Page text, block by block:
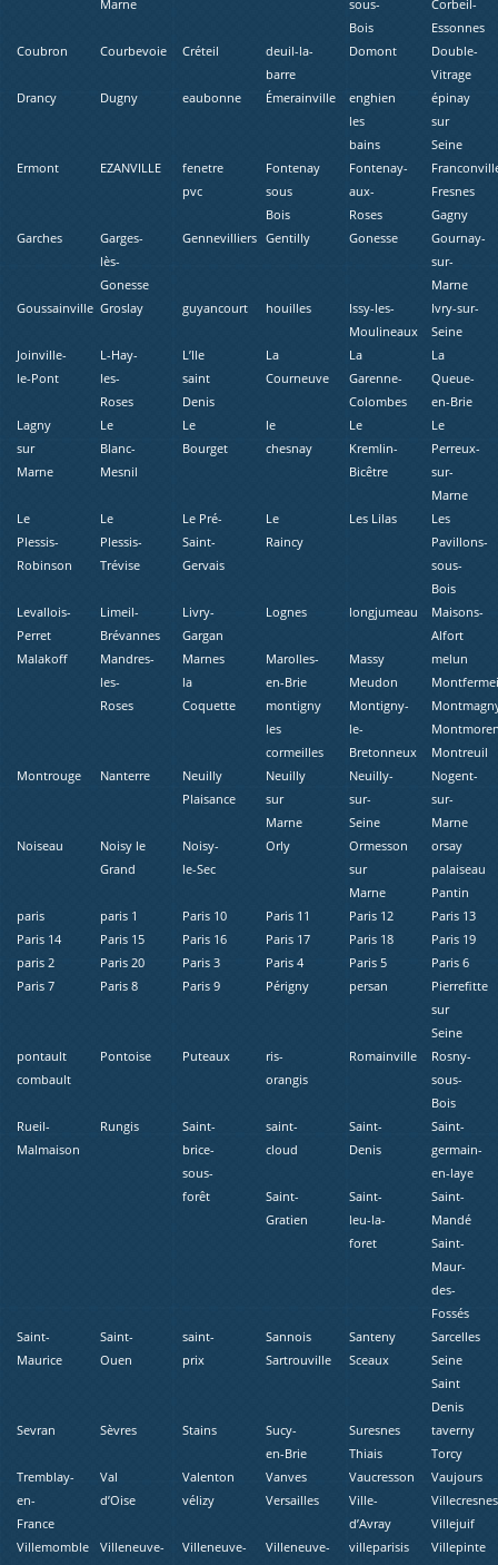
Marne
sous-
Bois
Corbeil-
Essonnes
Coubron
Courbevoie Créteil
deuil-la-
barre
Domont
Double-
Vitrage
Drancy
Dugny eaubonne Émerainville
enghien
les
bains
épinay
sur
Seine
Ermont
EZANVILLE
fenetre
pvc
Fontenay
sous
Bois
Fontenay-
aux-
Roses
Fresnes
Gagny
Garches
Garges-
lès-
Gonesse
Gennevilliers Gentilly Gonesse
Gournay-
sur-
Marne
Goussainville Groslay guyancourt houilles
Issy-les-
Moulineaux
Ivry-sur-
Seine
Joinville-
le-Pont
L-Hay-
les-
Roses
L’Ile
saint
Denis
La
Courneuve
La
Garenne-
Colombes
La
Queue-
en-Brie
Lagny
sur
Marne
Le
Blanc-
Mesnil
Le
Bourget
le
chesnay
Le
Kremlin-
Bicêtre
Le
Perreux-
sur-
Marne
Le
Plessis-
Robinson
Le
Plessis-
Trévise
Le Pré-
Saint-
Gervais
Le
Raincy
Les Lilas
Les
Pavillons-
sous-
Bois
Levallois-
Perret
Limeil-
Brévannes
Livry-
Gargan
Lognes longjumeau
Maisons-
Alfort
Malakoff
Mandres-
les-
Roses
Marnes
la
Coquette
Marolles-
en-Brie
Massy
melun
Meudon
montigny
les
cormeilles
Montigny-
le-
Bretonneux
Montreuil
Montrouge
Nanterre
Neuilly
Plaisance
Neuilly
sur
Marne
Neuilly-
sur-
Seine
Nogent-
sur-
Marne
Noiseau
Noisy le
Grand
Noisy-
le-Sec
Orly
Ormesson
sur
Marne
orsay
palaiseau
Pantin
paris
paris 1 Paris 10 Paris 11 Paris 12
Paris 13
Paris 14
Paris 15 Paris 16 Paris 17 Paris 18
Paris 19
paris 2
Paris 20 Paris 3 Paris 4 Paris 5
Paris 6
Paris 7
Paris 8 Paris 9 Périgny persan
Pierrefitte
sur
Seine
pontault
combault
Pontoise Puteaux
ris-
orangis
Romainville
Rosny-
sous-
Bois
Rueil-
Malmaison
Rungis
Saint-
brice-
sous-
forêt
saint-
cloud
Saint-
Denis
Saint-
germain-
en-laye
Saint-
Gratien
Saint-
leu-la-
foret
Saint-
Mandé
Saint-
Maur-
des-
Fossés
Saint-
Maurice
Saint-
Ouen
saint-
prix
Sannois Santeny
Sarcelles
Sartrouville
Sceaux
Seine
Saint
Denis
Sevran
Sèvres Stains
Sucy-
en-Brie
Suresnes
taverny
Thiais
Torcy
Tremblay-
en-
France
Val
d’Oise
Valenton Vanves Vaucresson
Vaujours
vélizy
Versailles
Ville-
d’Avray
Villecresnes
Villejuif
Villemomble
Villeneuve-
Villeneuve-
Villeneuve-
villeparisis
Villepinte